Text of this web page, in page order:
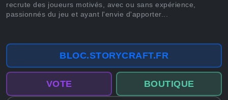
recrute des joueurs motivés, avec ou sans expérience,
passionnés du jeu et ayant l'envie d'apporter...
BLOC.STORYCRAFT.FR
VOTE BOUTIQUE